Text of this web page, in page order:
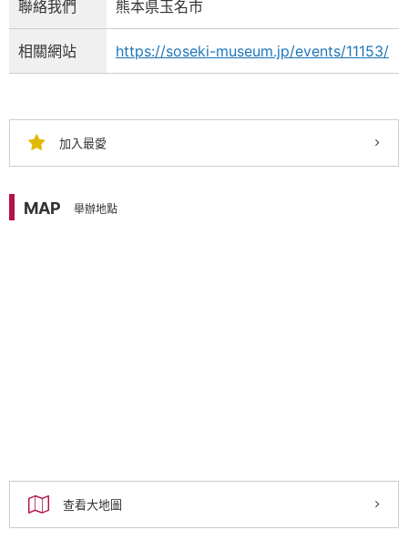
聯絡我們 熊本県玉名市
相關網站 https://soseki-museum.jp/events/11153/
加入最愛
MAP 舉辦地點
查看大地圖